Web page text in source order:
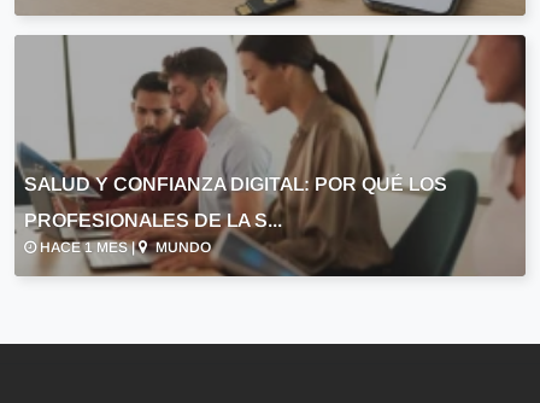
SALUD Y CONFIANZA DIGITAL: POR QUÉ LOS
PROFESIONALES DE LA S...
HACE 1 MES | MUNDO